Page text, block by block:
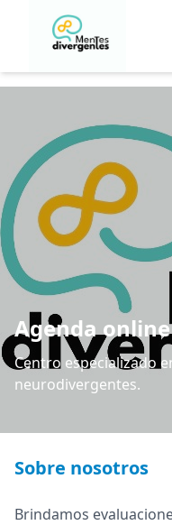
Agenda online
Centro especializado
neurodivergentes.
Sobre nosotros
Brindamos